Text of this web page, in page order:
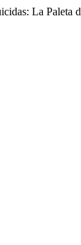
La Paleta